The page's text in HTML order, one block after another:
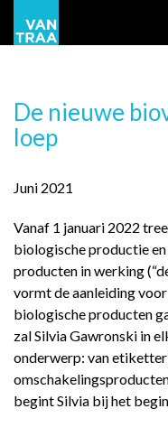
De nieuwe
loep
Juni 2021
Vanaf 1 januari 2022
biologische productie
producten in werking
vormt de aanleiding
biologische producten
zal Silvia Gawronski in
onderwerp: van
begint Silvia bij het